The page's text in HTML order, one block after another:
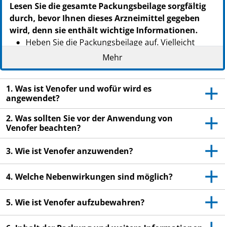
Lesen Sie die gesamte Packungsbeilage sorgfältig
durch, bevor Ihnen dieses Arzneimittel gegeben
wird, denn sie enthält wichtige Informationen.
Heben Sie die Packungsbeilage auf. Vielleicht
möchten Sie diese später nochmals lesen.
Wenn Sie weitere Fragen haben, wenden Sie sich
an Ihren Arzt oder Apotheker.
Wenn Sie Nebenwirkungen bemerken, wenden Sie
sich an Ihren Arzt oder Apotheker. Dies gilt auch
für Nebenwirkungen, die nicht in dieser
Packungsbeilage angegeben sind. Siehe Abschnitt
4.
Mehr
1. Was ist Venofer und wofür wird es
angewendet?
2. Was sollten Sie vor der Anwendung von
Venofer beachten?
3. Wie ist Venofer anzuwenden?
4. Welche Nebenwirkungen sind möglich?
5. Wie ist Venofer aufzubewahren?